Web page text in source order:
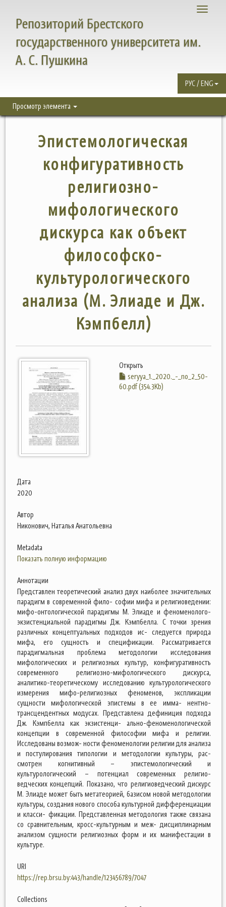
Toggle
Репозиторий Брестского
государственного университета им.
А. С. Пушкина
РУС / ENG
Просмотр элемента
Эпистемологическая
конфигуративность
религиозно-
мифологического
дискурса как объект
философско-
культурологического
анализа (М. Элиаде и Дж.
Кэмпбелл)
Открыть
seryya_1._2020._-_no_2_50-
60.pdf (354.3Kb)
Дата
2020
Автор
Никонович, Наталья Анатольевна
Metadata
Показать полную информацию
Аннотации
Представлен теоретический анализ двух наиболее значительных
парадигм в современной фило- софии мифа и религиоведении:
мифо-онтологической парадигмы М. Элиаде и феноменолого-
экзистенциальной парадигмы Дж. Кэмпбелла. С точки зрения
различных концептуальных подходов ис- следуется природа
мифа, его сущность и спецификации. Рассматривается
парадигмальная проблема методологии исследования
мифологических и религиозных культур, конфигуративность
современного религиозно-мифологического дискурса,
аналитико-теоретическому исследованию культурологического
измерения мифо-религиозных феноменов, экспликации
сущности мифологической эпистемы в ее имма- нентно-
трансцендентных модусах. Представлена дефиниция подхода
Дж. Кэмпбелла как экзистенци- ально-феноменологической
концепции в современной философии мифа и религии.
Исследованы возмож- ности феноменологии религии для анализа
и постулирования типологии и методологии культуры, рас-
смотрен когнитивный – эпистемологический и
культурологический – потенциал современных религио-
ведческих концепций. Показано, что религиоведческий дискурс
М. Элиаде может быть метатеорией, базисом новой методологии
культуры, создания нового способа культурной дифференциации
и класси- фикации. Представленная методология также связана
со сравнительным, кросс-культурным и меж- дисциплинарным
анализом сущности религиозных форм и их манифестации в
культуре.
URI
https://rep.brsu.by:443/handle/123456789/7047
Collections